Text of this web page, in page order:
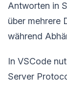
Antworten in
über mehrere
während
In VSCode
Server